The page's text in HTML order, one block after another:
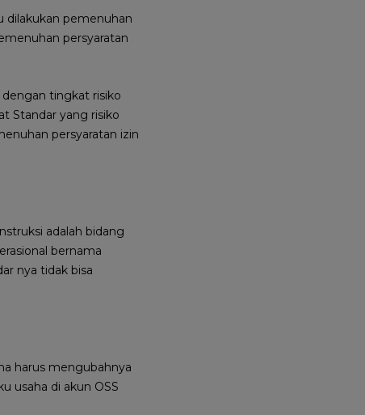
dilakukan pemenuhan
persyaratan
dengan tingkat risiko
Standar yang risiko
persyaratan izin
adalah bidang
bernama
nya tidak bisa
harus mengubahnya
usaha di akun OSS